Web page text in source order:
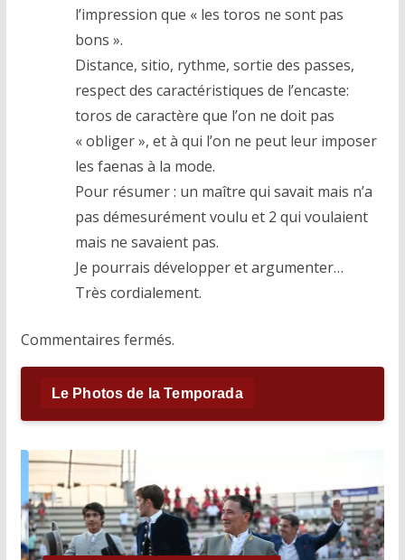
l’impression que « les toros ne sont pas
bons ».
Distance, sitio, rythme, sortie des passes,
respect des caractéristiques de l’encaste:
toros de caractère que l’on ne doit pas
« obliger », et à qui l’on ne peut leur imposer
les faenas à la mode.
Pour résumer : un maître qui savait mais n’a
pas démesurément voulu et 2 qui voulaient
mais ne savaient pas.
Je pourrais développer et argumenter…
Très cordialement.
Commentaires fermés.
Le Photos de la Temporada